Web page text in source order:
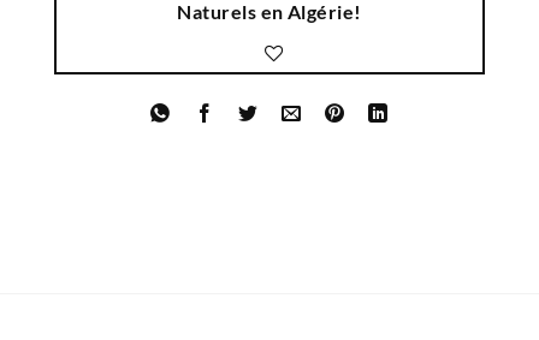
Naturels en Algérie!